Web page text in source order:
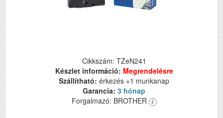
Cikkszám: TZeN241
Készlet információ: Megrendelésre
Szállítható: érkezés +1 munkanap
Garancia: 3 hónap
Forgalmazó: BROTHER